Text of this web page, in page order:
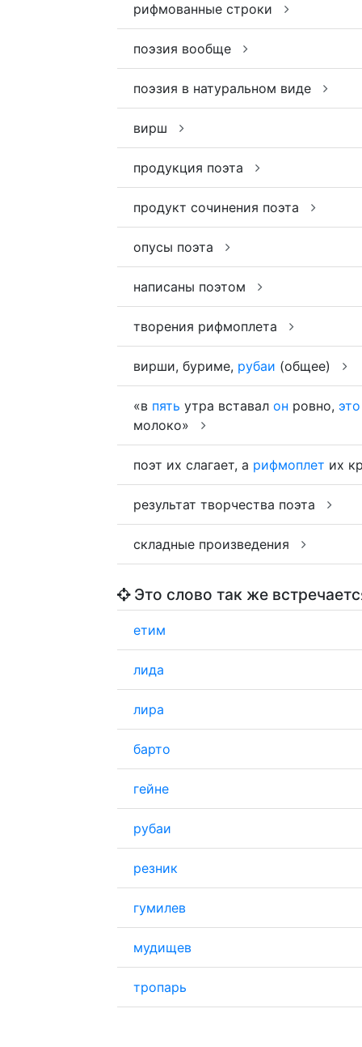
рифмованные строки
поэзия вообще
поэзия в натуральном виде
вирш
продукция поэта
продукт сочинения поэта
опусы поэта
написаны поэтом
творения рифмоплета
вирши, буриме, рубаи (общее)
«в пять утра вставал он ровно, это
молоко»
поэт их слагает, а рифмоплет их
результат творчества поэта
складные произведения
Это слово так же
етим
лида
лира
барто
гейне
рубаи
резник
гумилев
мудищев
тропарь